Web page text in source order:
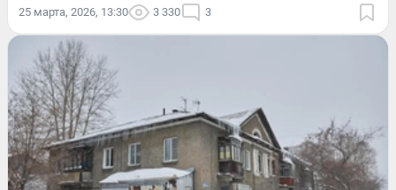
25 марта, 2026, 13:30 3 330 3